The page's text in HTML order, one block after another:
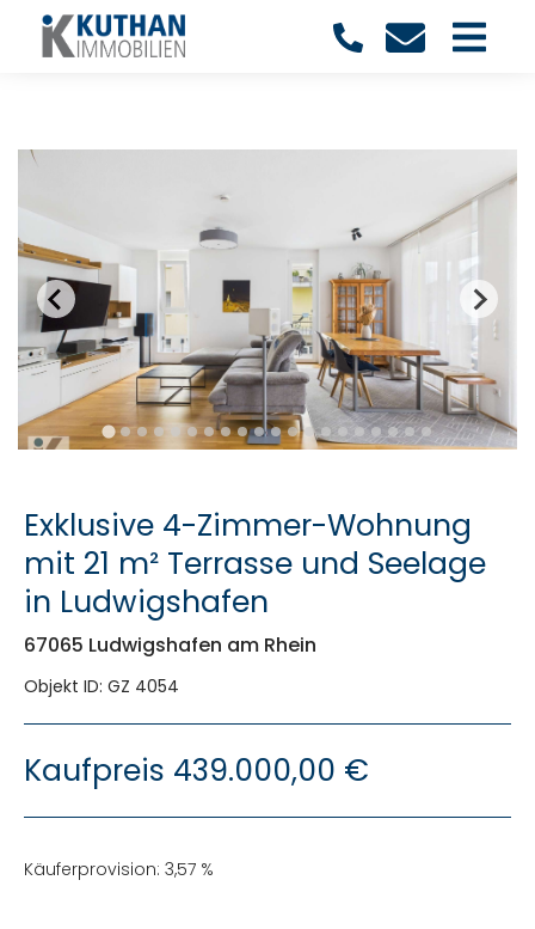
Exklusive 4-Zimmer-Wohnung
mit 21 m² Terrasse und Seelage
in Ludwigshafen
67065 Ludwigshafen am Rhein
Objekt ID: GZ 4054
Kaufpreis 439.000,00 €
Käuferprovision: 3,57 %